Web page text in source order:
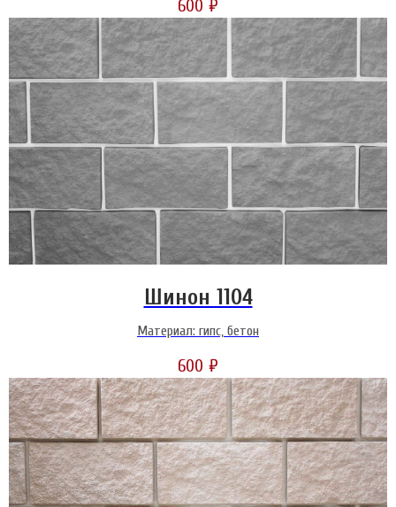
600 ₽
Шинон 1104
Материал: гипс, бетон
600 ₽